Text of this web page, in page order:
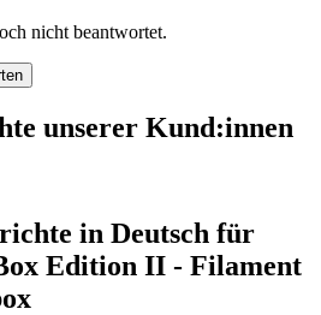
nicht beantwortet.
unserer Kund:innen
in Deutsch für
Edition II - Filament